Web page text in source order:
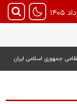
جمهوری اسلامی ایران